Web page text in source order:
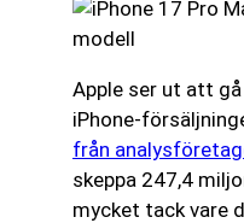
Apple ser ut att
iPhone-
från
skeppa 247,4
mycket tack vare